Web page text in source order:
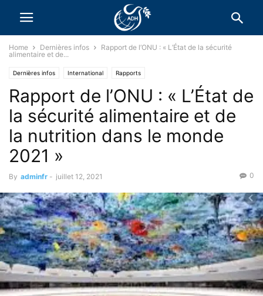
Home Dernières infos
Rapport de l’ONU : « L’État de la sécurité
alimentaire et de...
Dernières infos International Rapports
Rapport de l’ONU : « L’État de
la sécurité alimentaire et de
la nutrition dans le monde
2021 »
By adminfr - juillet 12, 2021 0